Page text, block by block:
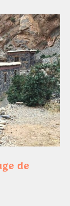
de